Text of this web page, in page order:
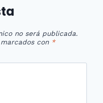
no será publicada.
con *